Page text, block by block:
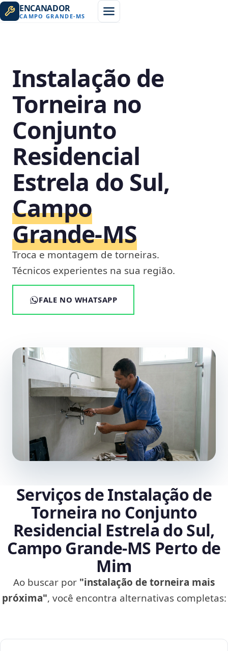
ENCANADOR
CAMPO GRANDE-MS
Instalação de
Torneira no
Conjunto
Residencial
Estrela do Sul,
Campo
Grande‑MS
Troca e montagem de torneiras.
Técnicos experientes na sua região.
FALE NO WHATSAPP
Serviços de Instalação de
Torneira no Conjunto
Residencial Estrela do Sul,
Campo Grande‑MS Perto de
Mim
Ao buscar por "instalação de torneira mais
próxima", você encontra alternativas completas: